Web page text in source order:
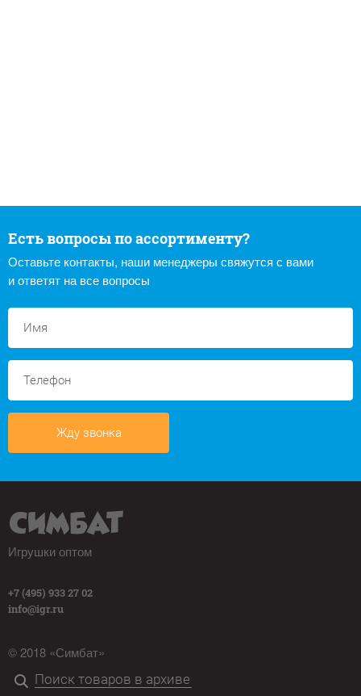
Есть вопросы по ассортименту?
Оставьте контакты, наши менеджеры свяжутся с вами
и ответят на все вопросы
Жду звонка
Игрушки оптом
+7 (495) 933 27 02
info@igr.ru
© 2018 «Симбат»